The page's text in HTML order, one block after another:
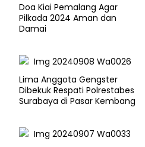
Doa Kiai Pemalang Agar
Pilkada 2024 Aman dan
Damai
Lima Anggota Gengster
Dibekuk Respati Polrestabes
Surabaya di Pasar Kembang